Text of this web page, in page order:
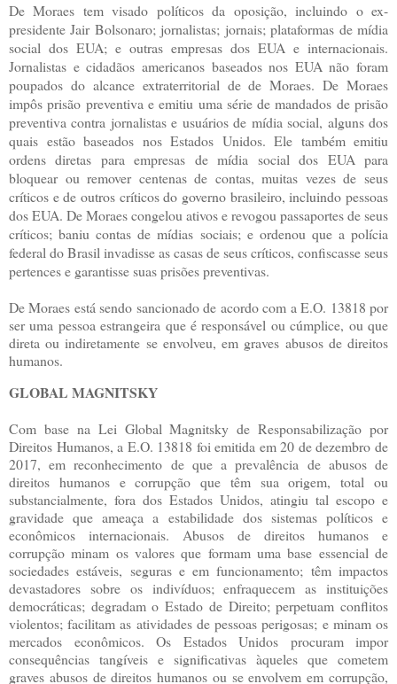
De Moraes tem visado políticos da oposição, incluindo o ex-
presidente Jair Bolsonaro; jornalistas; jornais; plataformas de mídia
social dos EUA; e outras empresas dos EUA e internacionais.
Jornalistas e cidadãos americanos baseados nos EUA não foram
poupados do alcance extraterritorial de de Moraes. De Moraes
impôs prisão preventiva e emitiu uma série de mandados de prisão
preventiva contra jornalistas e usuários de mídia social, alguns dos
quais estão baseados nos Estados Unidos. Ele também emitiu
ordens diretas para empresas de mídia social dos EUA para
bloquear ou remover centenas de contas, muitas vezes de seus
críticos e de outros críticos do governo brasileiro, incluindo pessoas
dos EUA. De Moraes congelou ativos e revogou passaportes de seus
críticos; baniu contas de mídias sociais; e ordenou que a polícia
federal do Brasil invadisse as casas de seus críticos, confiscasse seus
pertences e garantisse suas prisões preventivas.
De Moraes está sendo sancionado de acordo com a E.O. 13818 por
ser uma pessoa estrangeira que é responsável ou cúmplice, ou que
direta ou indiretamente se envolveu, em graves abusos de direitos
humanos.
GLOBAL MAGNITSKY
Com base na Lei Global Magnitsky de Responsabilização por
Direitos Humanos, a E.O. 13818 foi emitida em 20 de dezembro de
2017, em reconhecimento de que a prevalência de abusos de
direitos humanos e corrupção que têm sua origem, total ou
substancialmente, fora dos Estados Unidos, atingiu tal escopo e
gravidade que ameaça a estabilidade dos sistemas políticos e
econômicos internacionais. Abusos de direitos humanos e
corrupção minam os valores que formam uma base essencial de
sociedades estáveis, seguras e em funcionamento; têm impactos
devastadores sobre os indivíduos; enfraquecem as instituições
democráticas; degradam o Estado de Direito; perpetuam conflitos
violentos; facilitam as atividades de pessoas perigosas; e minam os
mercados econômicos. Os Estados Unidos procuram impor
consequências tangíveis e significativas àqueles que cometem
graves abusos de direitos humanos ou se envolvem em corrupção,